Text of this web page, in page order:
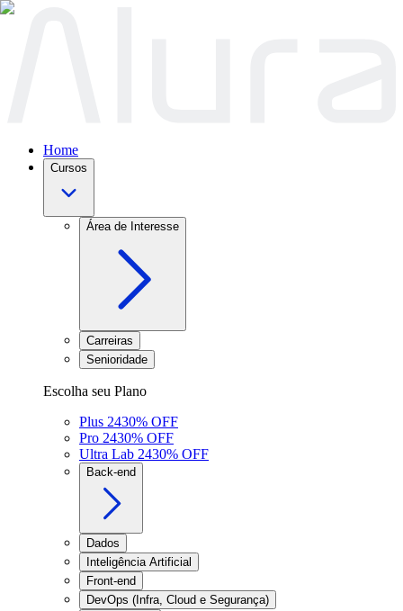
Home
Cursos
Área de Interesse
Carreiras
Senioridade
Escolha seu Plano
Plus 2430% OFF
Pro 2430% OFF
Ultra Lab 2430% OFF
Back-end
Dados
Inteligência Artificial
Front-end
DevOps (Infra, Cloud e Segurança)